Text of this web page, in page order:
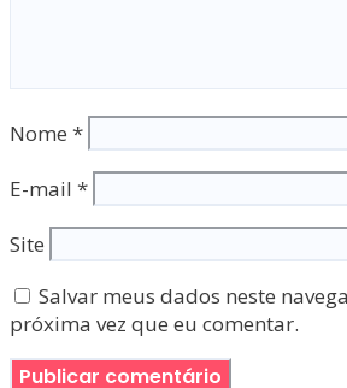
Nome *
E-mail *
Site
Salvar meus dados neste
próxima vez que eu comentar.